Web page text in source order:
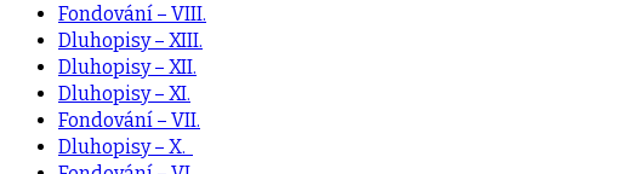
Fondování – VIII.
Dluhopisy – XIII.
Dluhopisy – XII.
Dluhopisy – XI.
Fondování – VII.
Dluhopisy – X.